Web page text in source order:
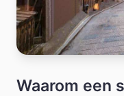
Waarom een